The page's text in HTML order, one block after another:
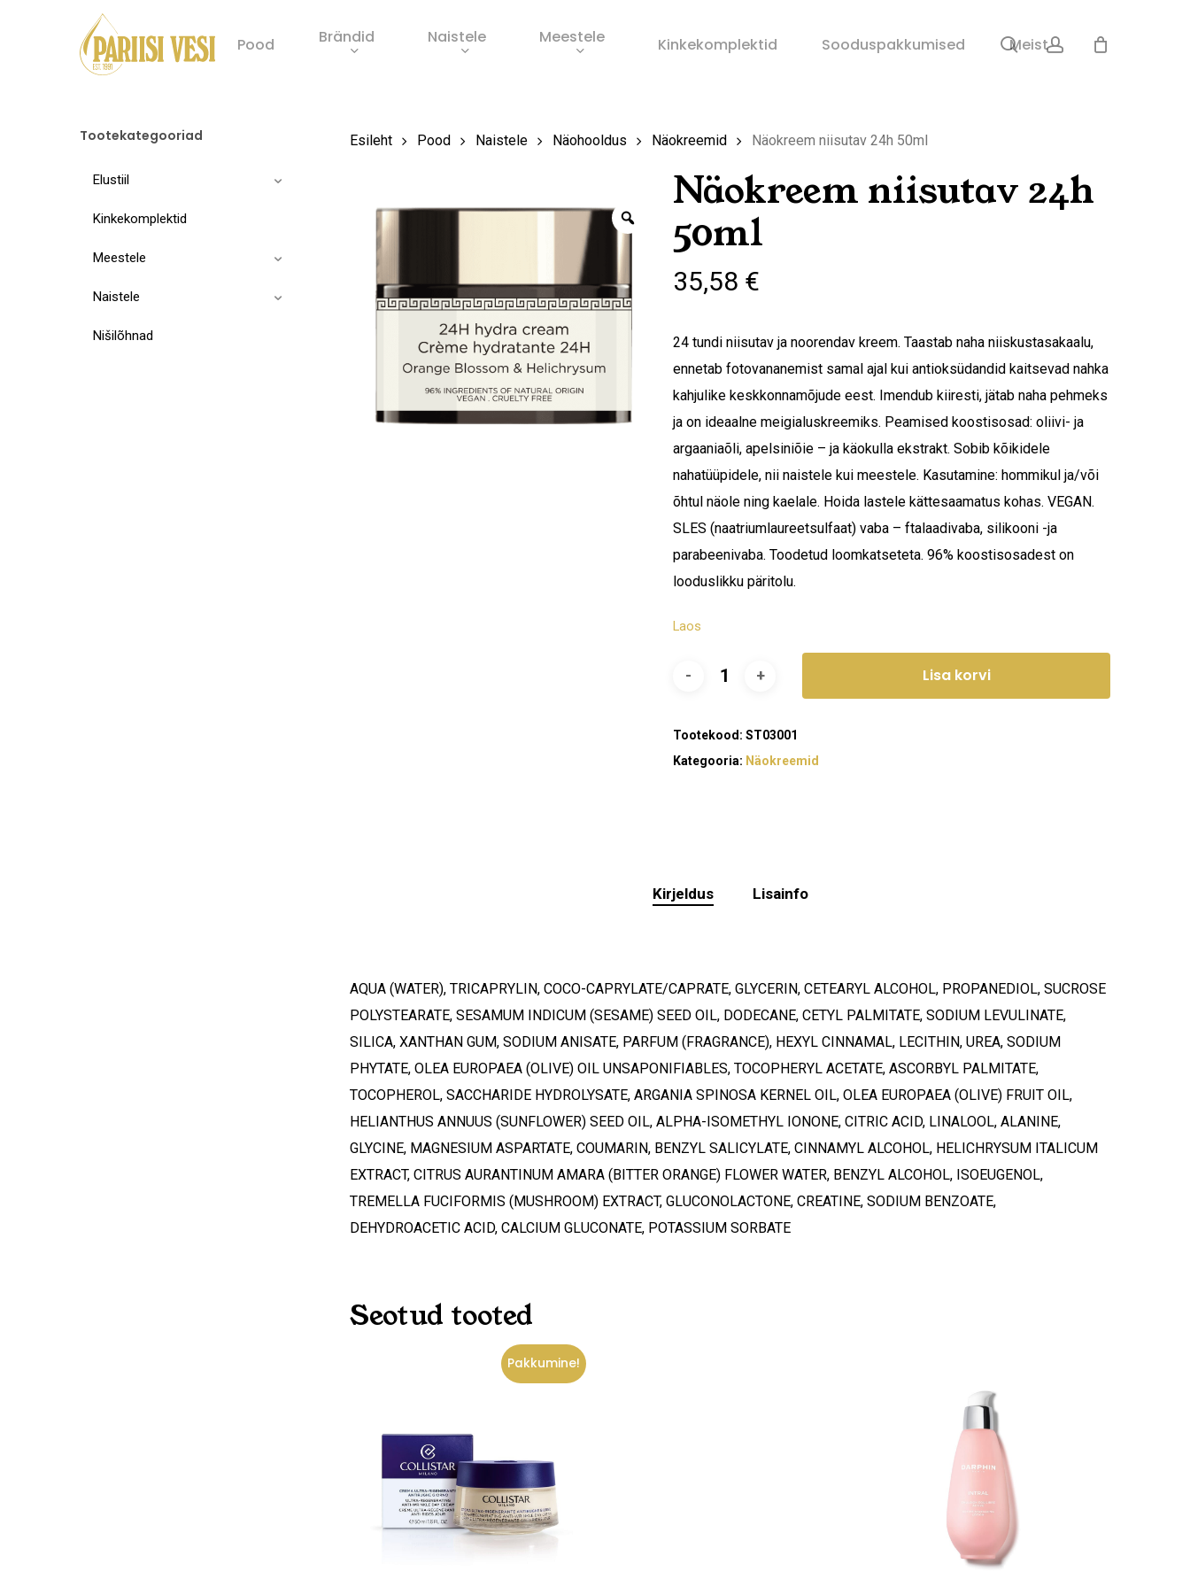
Pood Brändid Naistele Meestele Kinkekomplektid Sooduspakkumised Meist
search account
Ostukorv
Ostukorvis ei ole tooteid.
Tootekategooriad
Elustiil
Kinkekomplektid
Meestele
Naistele
Nišilõhnad
Esileht Pood Naistele Näohooldus Näokreemid Näokreem niisutav 24h 50ml
Näokreem niisutav 24h
50ml
35,58 €
24 tundi niisutav ja noorendav kreem. Taastab naha niiskustasakaalu,
ennetab fotovananemist samal ajal kui antioksüdandid kaitsevad nahka
kahjulike keskkonnamõjude eest. Imendub kiiresti, jätab naha pehmeks
ja on ideaalne meigialuskreemiks. Peamised koostisosad: oliivi- ja
argaaniaõli, apelsiniõie – ja käokulla ekstrakt. Sobib kõikidele
nahatüüpidele, nii naistele kui meestele. Kasutamine: hommikul ja/või
õhtul näole ning kaelale. Hoida lastele kättesaamatus kohas. VEGAN.
SLES (naatriumlaureetsulfaat) vaba – ftalaadivaba, silikooni -ja
parabeenivaba. Toodetud loomkatseteta. 96% koostisosadest on
looduslikku päritolu.
Laos
Lisa korvi
Tootekood:ST03001
Kategooria: Näokreemid
Kirjeldus Lisainfo
AQUA (WATER), TRICAPRYLIN, COCO-CAPRYLATE/CAPRATE, GLYCERIN, CETEARYL ALCOHOL, PROPANEDIOL, SUCROSE
POLYSTEARATE, SESAMUM INDICUM (SESAME) SEED OIL, DODECANE, CETYL PALMITATE, SODIUM LEVULINATE,
SILICA, XANTHAN GUM, SODIUM ANISATE, PARFUM (FRAGRANCE), HEXYL CINNAMAL, LECITHIN, UREA, SODIUM
PHYTATE, OLEA EUROPAEA (OLIVE) OIL UNSAPONIFIABLES, TOCOPHERYL ACETATE, ASCORBYL PALMITATE,
TOCOPHEROL, SACCHARIDE HYDROLYSATE, ARGANIA SPINOSA KERNEL OIL, OLEA EUROPAEA (OLIVE) FRUIT OIL,
HELIANTHUS ANNUUS (SUNFLOWER) SEED OIL, ALPHA-ISOMETHYL IONONE, CITRIC ACID, LINALOOL, ALANINE,
GLYCINE, MAGNESIUM ASPARTATE, COUMARIN, BENZYL SALICYLATE, CINNAMYL ALCOHOL, HELICHRYSUM ITALICUM
EXTRACT, CITRUS AURANTINUM AMARA (BITTER ORANGE) FLOWER WATER, BENZYL ALCOHOL, ISOEUGENOL,
TREMELLA FUCIFORMIS (MUSHROOM) EXTRACT, GLUCONOLACTONE, CREATINE, SODIUM BENZOATE,
DEHYDROACETIC ACID, CALCIUM GLUCONATE, POTASSIUM SORBATE
Seotud tooted
Pakkumine!